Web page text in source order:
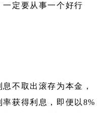
一定要从事一个好行
不取出滚存为本金，
获得利息，即便以8%